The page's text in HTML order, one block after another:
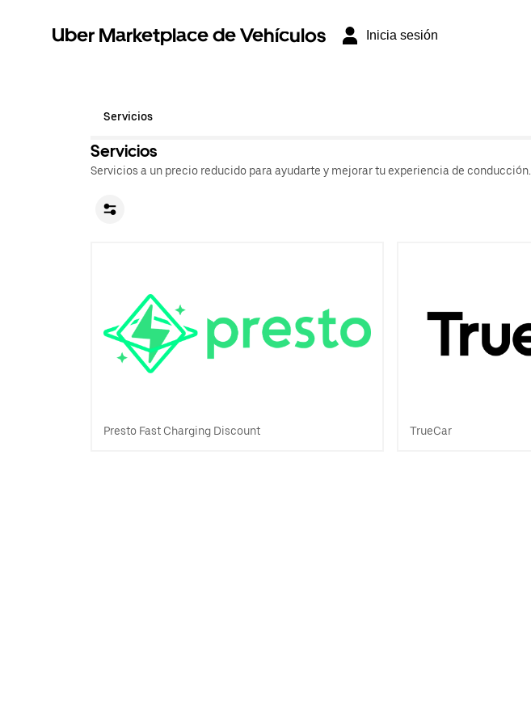
Uber Marketplace de Vehículos Inicia sesión
Servicios
Servicios
Servicios a un precio reducido para ayudarte y mejorar tu experiencia de conducción.
Presto Fast Charging Discount TrueCar